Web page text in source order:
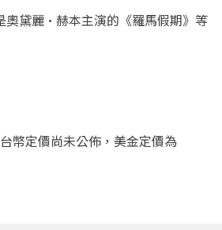
黛麗·赫本主演的《羅馬假期》等
幣定價尚未公佈，美金定價為